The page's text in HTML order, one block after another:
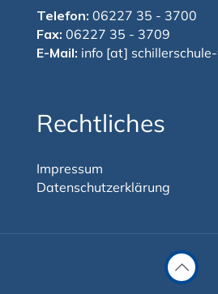
Telefon: 06227 35 - 3700
Fax: 06227 35 - 3709
E-Mail: info [at]
Rechtliches
Impressum
Datenschutzerklärung